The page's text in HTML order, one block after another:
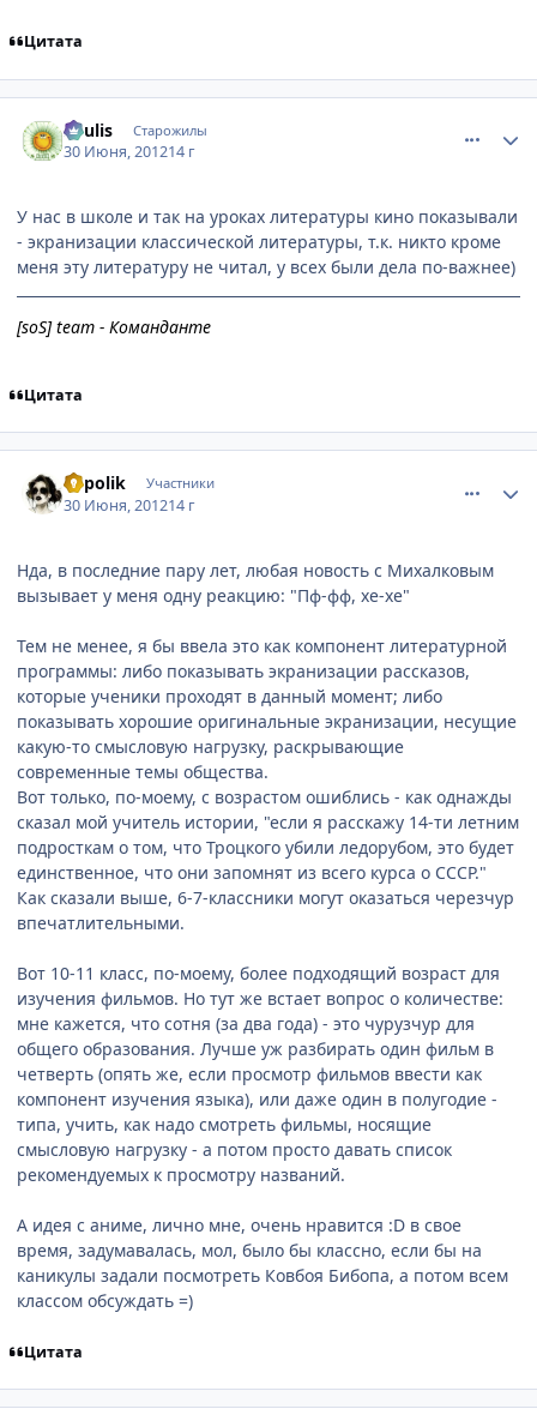
Цитата
Soulis Старожилы
30 Июня, 201214 г
У нас в школе и так на уроках литературы кино показывали
- экранизации классической литературы, т.к. никто кроме
меня эту литературу не читал, у всех были дела по-важнее)
[soS] team - Команданте
Цитата
appolik Участники
30 Июня, 201214 г
Нда, в последние пару лет, любая новость с Михалковым
вызывает у меня одну реакцию: "Пф-фф, хе-хе"
Тем не менее, я бы ввела это как компонент литературной
программы: либо показывать экранизации рассказов,
которые ученики проходят в данный момент; либо
показывать хорошие оригинальные экранизации, несущие
какую-то смысловую нагрузку, раскрывающие
современные темы общества.
Вот только, по-моему, с возрастом ошиблись - как однажды
сказал мой учитель истории, "если я расскажу 14-ти летним
подросткам о том, что Троцкого убили ледорубом, это будет
единственное, что они запомнят из всего курса о СССР."
Как сказали выше, 6-7-классники могут оказаться черезчур
впечатлительными.
Вот 10-11 класс, по-моему, более подходящий возраст для
изучения фильмов. Но тут же встает вопрос о количестве:
мне кажется, что сотня (за два года) - это чурузчур для
общего образования. Лучше уж разбирать один фильм в
четверть (опять же, если просмотр фильмов ввести как
компонент изучения языка), или даже один в полугодие -
типа, учить, как надо смотреть фильмы, носящие
смысловую нагрузку - а потом просто давать список
рекомендуемых к просмотру названий.
А идея с аниме, лично мне, очень нравится :D в свое
время, задумавалась, мол, было бы классно, если бы на
каникулы задали посмотреть Ковбоя Бибопа, а потом всем
классом обсуждать =)
Цитата